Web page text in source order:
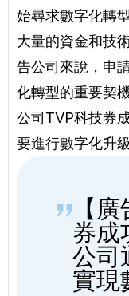
始尋求數字化轉
大量的資金和技
告公司來說，申
化轉型的重要契
公司TVP科技券
要進行數字化升級
【廣
券成
公司
實現